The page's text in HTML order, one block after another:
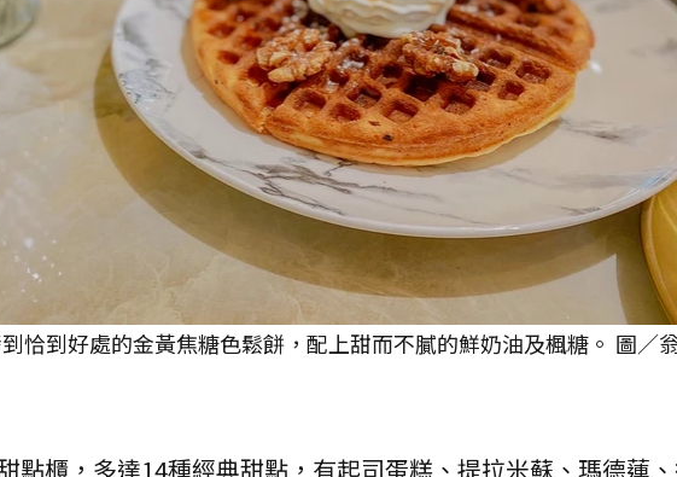
恰到好處的金黃焦糖色鬆餅，配上甜而不膩的鮮奶油及楓糖。 圖／
點櫃，多達14種經典甜點，有起司蛋糕、提拉米蘇、瑪德蓮